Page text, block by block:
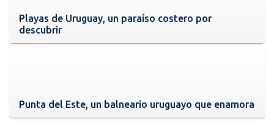
Playas de Uruguay, un paraíso costero por
descubrir
Punta del Este, un balneario uruguayo que enamora